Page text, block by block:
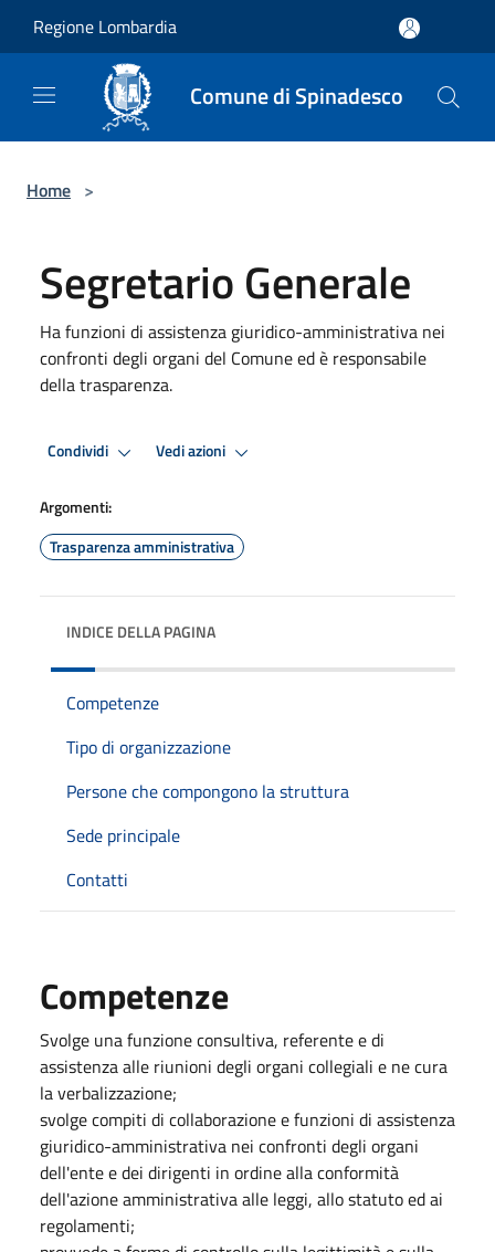
Regione Lombardia
Comune di Spinadesco
Home >
Segretario Generale
Ha funzioni di assistenza giuridico-amministrativa nei
confronti degli organi del Comune ed è responsabile
della trasparenza.
Condividi Vedi azioni
Argomenti:
Trasparenza amministrativa
INDICE DELLA PAGINA
Competenze
Tipo di organizzazione
Persone che compongono la struttura
Sede principale
Contatti
Competenze
Svolge una funzione consultiva, referente e di
assistenza alle riunioni degli organi collegiali e ne cura
la verbalizzazione;
svolge compiti di collaborazione e funzioni di assistenza
giuridico-amministrativa nei confronti degli organi
dell'ente e dei dirigenti in ordine alla conformità
dell'azione amministrativa alle leggi, allo statuto ed ai
regolamenti;